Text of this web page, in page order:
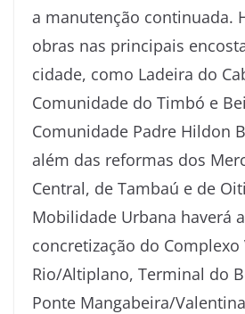
a manutenção continuada.
obras nas principais
cidade, como Ladeira do
Comunidade do Timbó e
Comunidade Padre Hildon
além das reformas dos
Central, de Tambaú e de
Mobilidade Urbana haverá a
concretização do
Rio/Altiplano, Terminal do
Ponte Mangabeira/